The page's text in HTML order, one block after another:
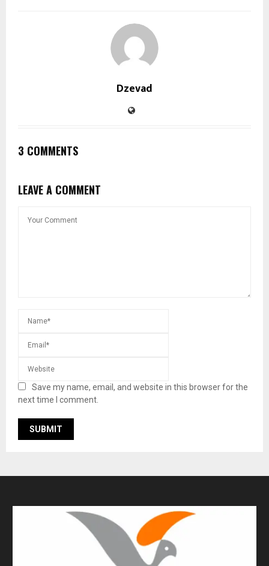
Dzevad
3 COMMENTS
LEAVE A COMMENT
Save my name, email, and website in this browser for the
next time I comment.